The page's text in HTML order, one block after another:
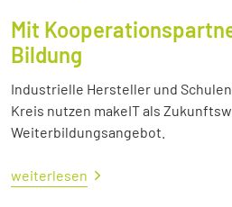
Mit
Bildung
Industrielle Hersteller und
Kreis nutzen makeIT als
Weiterbildungsangebot.
weiterlesen